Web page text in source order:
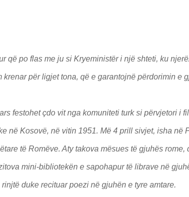
që po flas me ju si Kryeministër i një shteti, ku
krenar për ligjet tona, që e garantojnë përdorimin e
festohet çdo vit nga komuniteti turk si përvjetori i
në Kosovë, në vitin 1951. Më 4 prill sivjet, isha në
të Romëve. Aty takova mësues të gjuhës rome,
mini-bibliotekën e sapohapur të librave në
rinjtë duke recituar poezi në gjuhën e tyre amtare.